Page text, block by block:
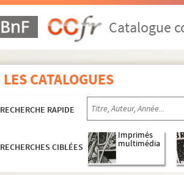
Catalogue
LES CATALOGUES
RECHERCHE RAPIDE
RECHERCHES CIBLÉES
Imprimés
multimédia
Coureurs et autres personnalités du
A
C
D